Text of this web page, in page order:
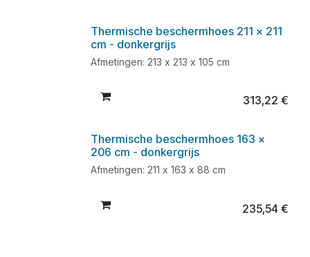
Thermische beschermhoes 211 x 211
cm - donkergrijs
Afmetingen: 213 x 213 x 105 cm
313,22 €
Thermische beschermhoes 163 x
206 cm - donkergrijs
Afmetingen: 211 x 163 x 88 cm
235,54 €